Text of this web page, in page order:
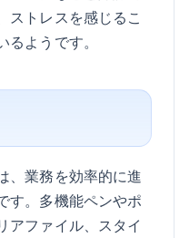
ストレスを感じるこ
ようです。
、業務を効率的に進
す。多機能ペンやポ
アファイル、スタイ